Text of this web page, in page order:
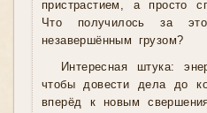
пристрастием, а просто
Что получилось за
незавершённым грузом?
Интересная штука:
чтобы довести дела до
вперёд к новым